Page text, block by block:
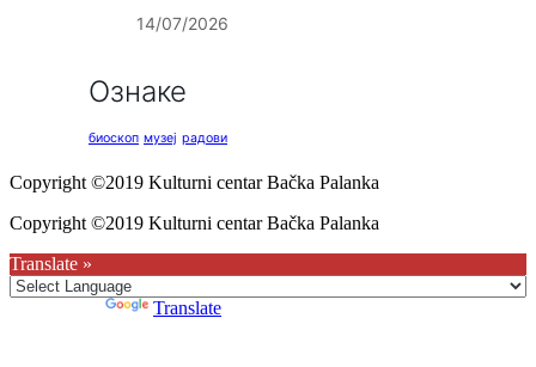
14/07/2026
Ознаке
биоскоп музеј радови
Copyright ©2019 Kulturni centar Bačka Palanka
Copyright ©2019 Kulturni centar Bačka Palanka
Translate »
Translate